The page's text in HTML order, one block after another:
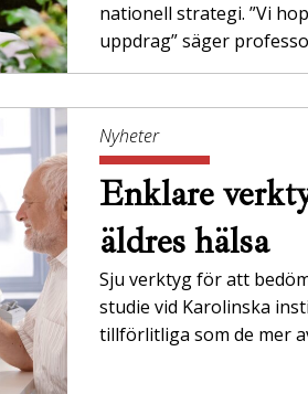
nationell strategi. ”Vi
uppdrag” säger
Nyheter
Enklare
äldres hälsa
Sju verktyg för att
studie vid Karolinska
tillförlitliga som de mer